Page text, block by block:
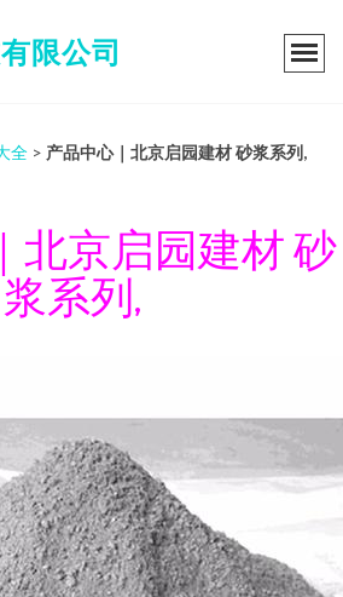
限公司
全 > 产品中心｜北京启园建材 砂浆系列,
北京启园建材 砂
浆系列,